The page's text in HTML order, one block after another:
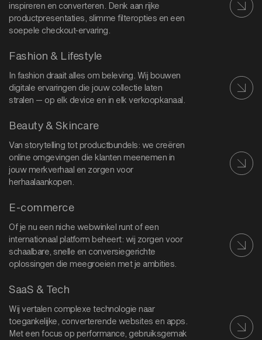
inspireren en converteren. Denk aan rijke
productpresentaties, slimme filteropties en een
soepele checkout-ervaring.
Fashion & Lifestyle
In fashion draait alles om beleving. Wij bouwen
digitale ervaringen die jouw collectie laten
stralen — op elk device en in elk verkoopkanaal.
Beauty & Skincare
Van storytelling tot productbundels: we creëren
online omgevingen die klanten meenemen in
jouw merkverhaal en zorgen voor
herhaalaankopen.
E-commerce
Of je nu een niche webwinkel runt of een
internationaal platform beheert: wij zorgen voor
schaalbare, snelle en conversiegerichte
oplossingen die meegroeien met je ambities.
SaaS & Tech
Wij vertalen complexe technologie naar
toegankelijke, converterende websites en apps.
Met een focus op performance, gebruiksgemak